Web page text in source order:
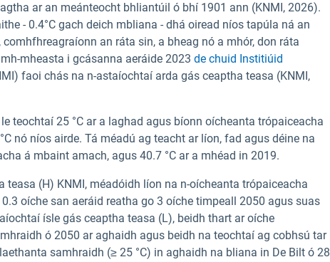
ar an meánteocht bhliantúil ó bhí 1901 ann (KNMI, 2026).
- 0.4°C gach deich mbliana - dhá oiread níos tapúla ná an
an ráta sin, a bheag nó a mhór, don ráta
mheasta i gcásanna aeráide 2023 de chuid Institiúid
faoi chás na n-astaíochtaí arda gás ceaptha teasa (KNMI,
teochtaí 25 °C ar a laghad agus bíonn oícheanta trópaiceacha
nó níos airde. Tá méadú ag teacht ar líon, fad agus déine na
á mbaint amach, agus 40.7 °C ar a mhéad in 2019.
teasa (H) KNMI, méadóidh líon na n-oícheanta trópaiceacha
oíche san aeráid reatha go 3 oíche timpeall 2050 agus suas
ísle gás ceaptha teasa (L), beidh thart ar oíche
ó 2050 ar aghaidh agus beidh na teochtaí ag cobhsú tar
samhraidh (≥ 25 °C) in aghaidh na bliana in De Bilt ó 28